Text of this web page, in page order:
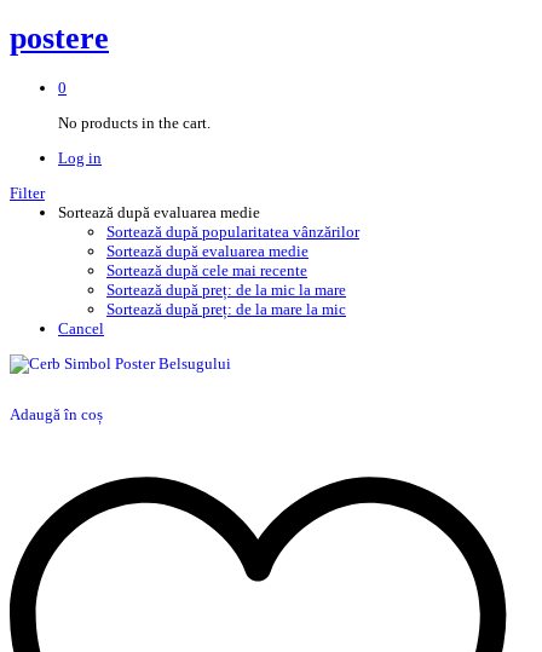
postere
0
No products in the cart.
Log in
Filter
Sortează după evaluarea medie
Sortează după popularitatea vânzărilor
Sortează după evaluarea medie
Sortează după cele mai recente
Sortează după preț: de la mic la mare
Sortează după preț: de la mare la mic
Cancel
Adaugă în coș